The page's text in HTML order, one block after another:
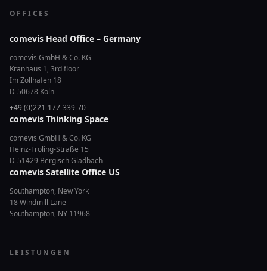
OFFICES
comevis Head Office – Germany
comevis GmbH & Co. KG
Kranhaus 1, 3rd floor
Im Zollhafen 18
D-50678 Köln
+49 (0)221-177-339-70
comevis Thinking Space
comevis GmbH & Co. KG
Heinz-Fröling-Straße 15
D-51429 Bergisch Gladbach
comevis Satellite Office US
Southampton, New York
18 Windmill Lane
Southampton, NY 11968
LEISTUNGEN